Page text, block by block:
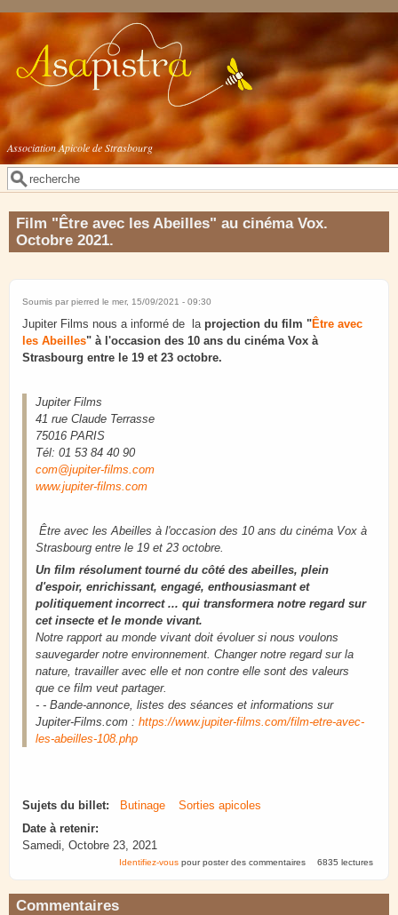
Aller au contenu principal
Association Apicole de Strasbourg
Formulaire de recherche
Rechercher
Film "Être avec les Abeilles" au cinéma Vox.
Octobre 2021.
Soumis par pierred le mer, 15/09/2021 - 09:30
Jupiter Films nous a informé de la projection du film "Être avec
les Abeilles" à l'occasion des 10 ans du cinéma Vox à
Strasbourg entre le 19 et 23 octobre.
Jupiter Films
41 rue Claude Terrasse
75016 PARIS
Tél: 01 53 84 40 90
com@jupiter-films.com
www.jupiter-films.com
Être avec les Abeilles à l'occasion des 10 ans du cinéma Vox à
Strasbourg entre le 19 et 23 octobre.
Un film résolument tourné du côté des abeilles, plein
d'espoir, enrichissant, engagé, enthousiasmant et
politiquement incorrect ... qui transformera notre regard sur
cet insecte et le monde vivant.
Notre rapport au monde vivant doit évoluer si nous voulons
sauvegarder notre environnement. Changer notre regard sur la
nature, travailler avec elle et non contre elle sont des valeurs
que ce film veut partager.
- - Bande-annonce, listes des séances et informations sur
Jupiter-Films.com : https://www.jupiter-films.com/film-etre-avec-
les-abeilles-108.php
Sujets du billet: Butinage
Sorties apicoles
Date à retenir:
Samedi, Octobre 23, 2021
Identifiez-vous pour poster des commentaires 6835 lectures
Commentaires